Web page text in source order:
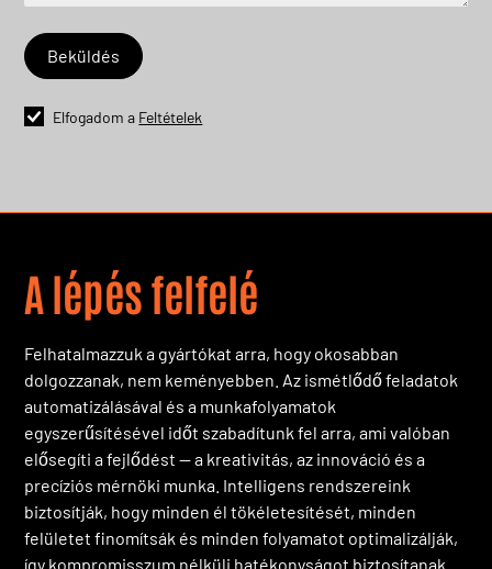
Elfogadom a Feltételek
A lépés felfelé
Felhatalmazzuk a gyártókat arra, hogy okosabban
dolgozzanak, nem keményebben. Az ismétlődő feladatok
automatizálásával és a munkafolyamatok
egyszerűsítésével időt szabadítunk fel arra, ami valóban
elősegíti a fejlődést — a kreativitás, az innováció és a
precíziós mérnöki munka. Intelligens rendszereink
biztosítják, hogy minden él tökéletesítését, minden
felületet finomítsák és minden folyamatot optimalizálják,
így kompromisszum nélküli hatékonyságot biztosítanak.